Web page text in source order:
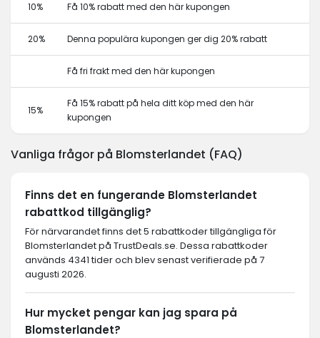
10% Få 10% rabatt med den här kupongen
20% Denna populära kupongen ger dig 20% rabatt
Få fri frakt med den här kupongen
15%
Få 15% rabatt på hela ditt köp med den här
kupongen
Vanliga frågor på Blomsterlandet (FAQ)
Finns det en fungerande Blomsterlandet
rabattkod tillgänglig?
För närvarandet finns det 5 rabattkoder tillgängliga för
Blomsterlandet på TrustDeals.se. Dessa rabattkoder
används 4341 tider och blev senast verifierade på 7
augusti 2026.
Hur mycket pengar kan jag spara på
Blomsterlandet?